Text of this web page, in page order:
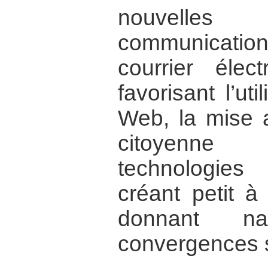
nouvelles
courrier
favorisant
Web, la mise
créant petit
donnant
convergences